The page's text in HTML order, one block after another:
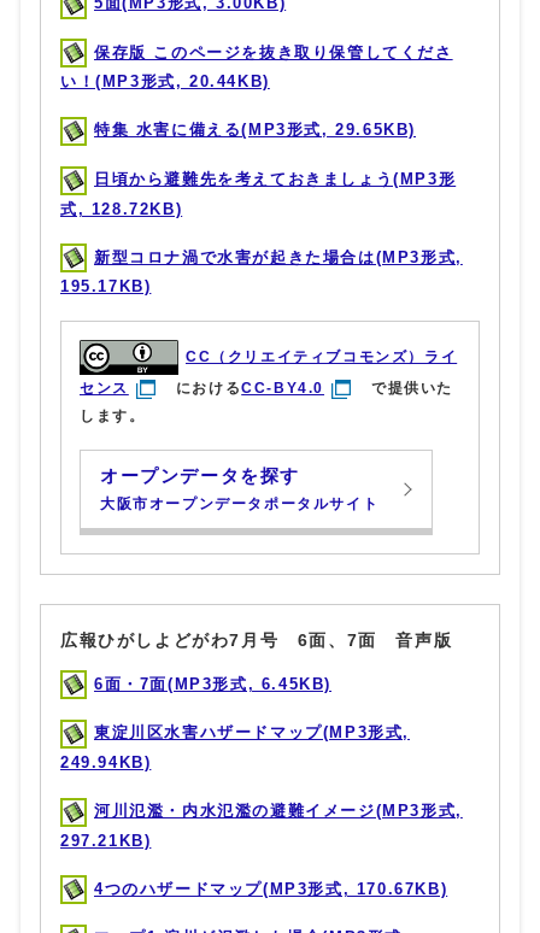
保存版 このページを抜き取り保管してくださ
い！(MP3形式, 20.44KB)
特集 水害に備える(MP3形式, 29.65KB)
日頃から避難先を考えておきましょう(MP3形
式, 128.72KB)
新型コロナ渦で水害が起きた場合は(MP3形式,
195.17KB)
CC（クリエイティブコモンズ）ライ
センス
におけるCC-BY4.0
で提供いた
します。
オープンデータを探す
大阪市オープンデータポータルサイト
広報ひがしよどがわ7月号 6面、7面 音声版
6面・7面(MP3形式, 6.45KB)
東淀川区水害ハザードマップ(MP3形式,
249.94KB)
河川氾濫・内水氾濫の避難イメージ(MP3形式,
297.21KB)
4つのハザードマップ(MP3形式, 170.67KB)